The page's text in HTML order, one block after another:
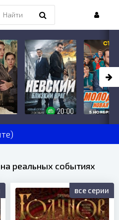
реальных событиях
все серии